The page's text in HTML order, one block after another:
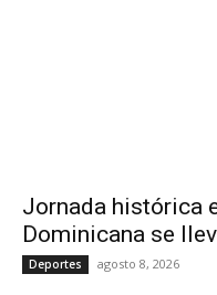
Jornada histórica
Dominicana se
Deportes agosto 8, 2026